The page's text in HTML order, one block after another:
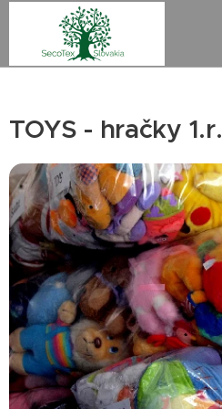
TOYS - hračky 1.r.